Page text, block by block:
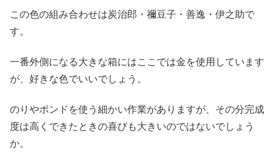
この色の組み合わせは炭治郎・禰豆子・善逸・伊之助で
す。
一番外側になる大きな箱にはここでは金を使用しています
が、好きな色でいいでしょう。
のりやボンドを使う細かい作業がありますが、その分完成
度は高くできたときの喜びも大きいのではないでしょう
か。